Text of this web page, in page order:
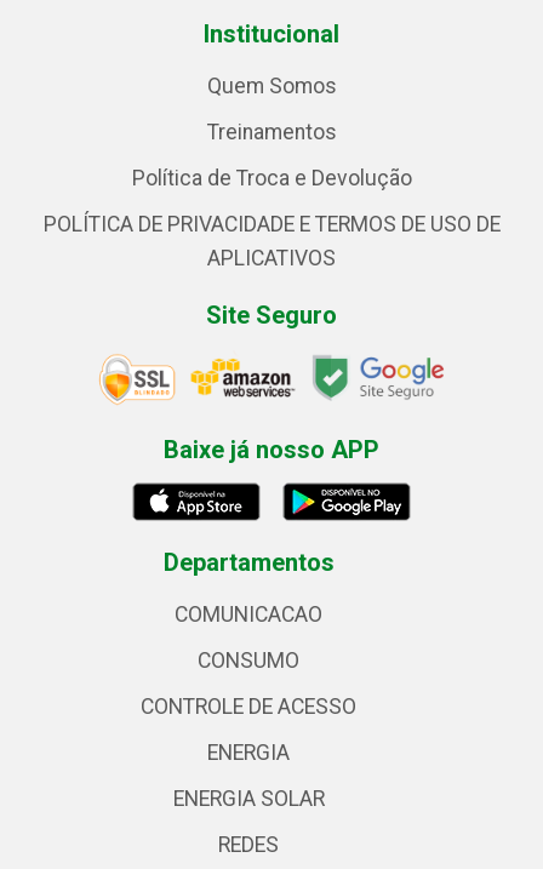
Institucional
Quem Somos
Treinamentos
Política de Troca e Devolução
POLÍTICA DE PRIVACIDADE E TERMOS DE USO DE
APLICATIVOS
Site Seguro
Baixe já nosso APP
Departamentos
COMUNICACAO
CONSUMO
CONTROLE DE ACESSO
ENERGIA
ENERGIA SOLAR
REDES